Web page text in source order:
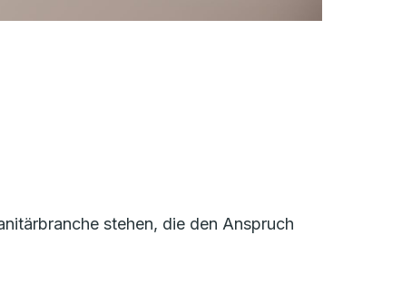
stehen, die den Anspruch